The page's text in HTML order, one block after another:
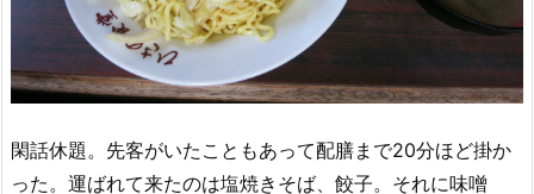
閑話休題。先客がいたこともあって配膳まで20分ほど掛か
った。運ばれて来たのは塩焼きそば、餃子。それに味噌